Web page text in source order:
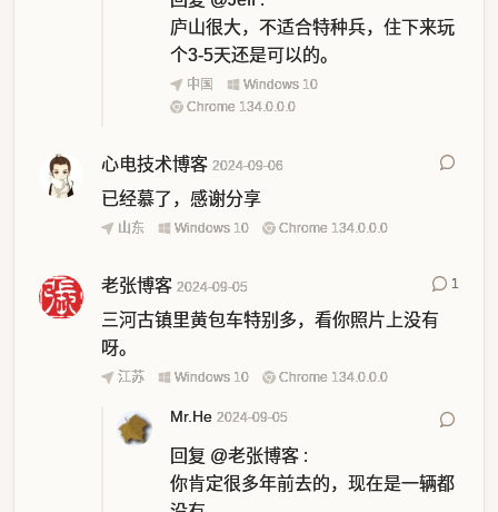
庐山很大，不适合特种兵，住下来玩
个3-5天还是可以的。
中国
Windows 10
Chrome 134.0.0.0
心电技术博客 2024-09-06
已经慕了，感谢分享
山东 Windows 10 Chrome 134.0.0.0
老张博客 2024-09-05 1
三河古镇里黄包车特别多，看你照片上没有
呀。
江苏 Windows 10 Chrome 134.0.0.0
Mr.He 2024-09-05
回复 @老张博客 :
你肯定很多年前去的，现在是一辆都